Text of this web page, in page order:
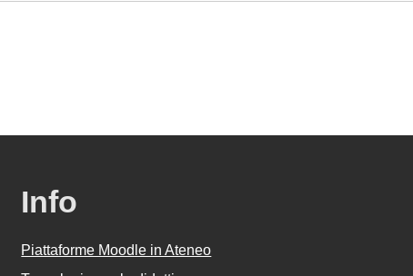
Info
Piattaforme Moodle in Ateneo